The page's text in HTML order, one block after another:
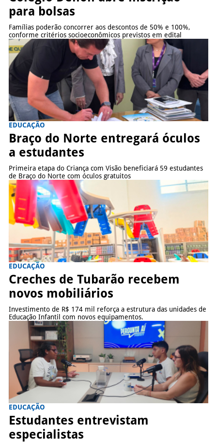
para bolsas
Famílias poderão concorrer aos descontos de 50% e 100%,
conforme critérios socioeconômicos previstos em edital
EDUCAÇÃO
Braço do Norte entregará óculos
a estudantes
Primeira etapa do Criança com Visão beneficiará 59 estudantes
de Braço do Norte com óculos gratuitos
EDUCAÇÃO
Creches de Tubarão recebem
novos mobiliários
Investimento de R$ 174 mil reforça a estrutura das unidades de
Educação Infantil com novos equipamentos.
EDUCAÇÃO
Estudantes entrevistam
especialistas